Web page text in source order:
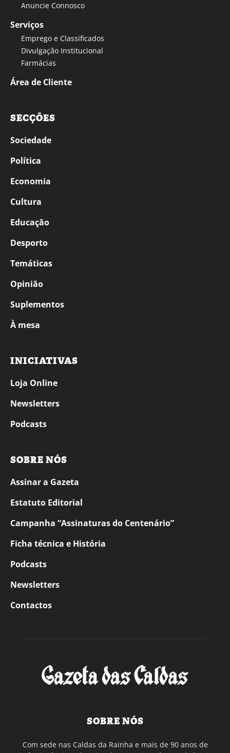
Anuncie Connosco
Serviços
Emprego e Classificados
Divulgação Institucional
Farmácias
Área de Cliente
SECÇÕES
Sociedade
Política
Economia
Cultura
Educação
Desporto
Temáticas
Opinião
Suplementos
À mesa
INICIATIVAS
Loja Online
Newsletters
Podcasts
SOBRE NÓS
Assinar a Gazeta
Estatuto Editorial
Campanha “Assinaturas do Centenário”
Ficha técnica e História
Podcasts
Newsletters
Contactos
SOBRE NÓS
Com sede nas Caldas da Rainha e mais de 90 anos de